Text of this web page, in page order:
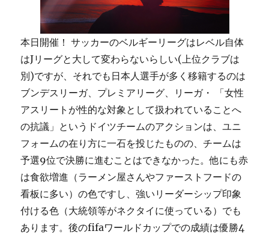
本日開催！ サッカーのベルギーリーグはレベル自体
はJリーグと大して変わらないらしい(上位クラブは
別)ですが、それでも日本人選手が多く移籍するのは
ブンデスリーガ、プレミアリーグ、リーガ・ 「女性
アスリートが性的な対象として扱われていることへ
の抗議」というドイツチームのアクションは、ユニ
フォームの在り方に一石を投じたものの、チームは
予選9位で決勝に進むことはできなかった。他にも赤
は食欲増進（ラーメン屋さんやファーストフードの
看板に多い）の色ですし、強いリーダーシップ印象
付ける色（大統領等がネクタイに使っている）でも
あります。後のfifaワールドカップでの成績は優勝4